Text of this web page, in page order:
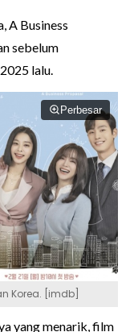
A Business
sebelum
lalu.
Perbesar
Korea. [imdb]
yang menarik, film